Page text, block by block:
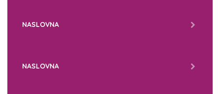
NASLOVNA
NASLOVNA